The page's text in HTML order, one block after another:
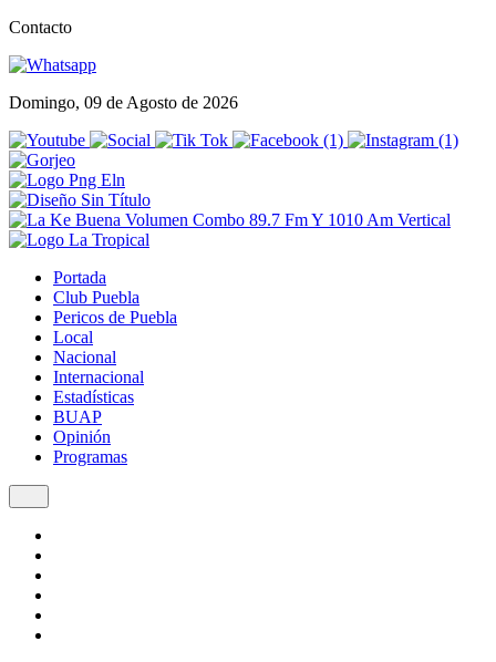
Contacto
Domingo, 09 de Agosto de 2026
Portada
Club Puebla
Pericos de Puebla
Local
Nacional
Internacional
Estadísticas
BUAP
Opinión
Programas